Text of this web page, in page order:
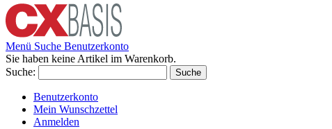
Menü Suche Benutzerkonto
Sie haben keine Artikel im Warenkorb.
Suche:
Suche
Benutzerkonto
Mein Wunschzettel
Anmelden